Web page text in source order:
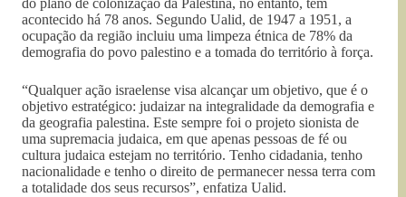
do plano de colonização da Palestina, no entanto, tem
acontecido há 78 anos. Segundo Ualid, de 1947 a 1951, a
ocupação da região incluiu uma limpeza étnica de 78% da
demografia do povo palestino e a tomada do território à força.
“Qualquer ação israelense visa alcançar um objetivo, que é o
objetivo estratégico: judaizar na integralidade da demografia e
da geografia palestina. Este sempre foi o projeto sionista de
uma supremacia judaica, em que apenas pessoas de fé ou
cultura judaica estejam no território. Tenho cidadania, tenho
nacionalidade e tenho o direito de permanecer nessa terra com
a totalidade dos seus recursos”, enfatiza Ualid.